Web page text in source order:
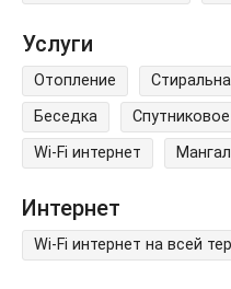
Услуги
Отопление
Беседка
Wi-Fi интернет
Мангал
Интернет
Wi-Fi интернет на всей